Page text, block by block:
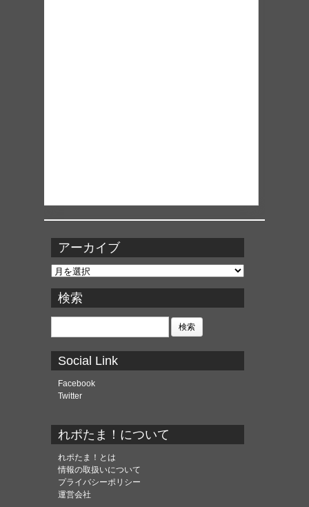
アーカイブ
ア
カ
イ
ブ
検索
検
Social Link
Facebook
Twitter
れポたま！について
れポたま！とは
情報の取扱いについて
プライバシーポリシー
運営会社